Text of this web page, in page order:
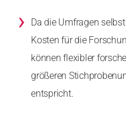
›
Da die Umfragen
Kosten für die
können flexibler
größeren
entspricht.